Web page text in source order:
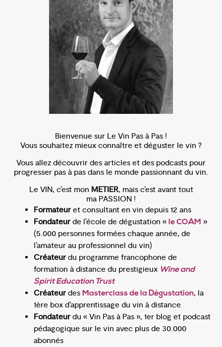
Bienvenue sur Le Vin Pas à Pas !
Vous souhaitez mieux connaître et déguster le vin ?
Vous allez découvrir des articles et des podcasts pour
progresser pas à pas dans le monde passionnant du vin.
Le VIN, c’est mon METIER, mais c’est avant tout
ma PASSION !
Formateur et consultant en vin depuis 12 ans
Fondateur de l’école de dégustation « le COAM »
(5.000 personnes formées chaque année, de
l’amateur au professionnel du vin)
Créateur du programme francophone de
formation à distance du prestigieux Wine and
Spirit Education Trust
Créateur des Masterclass de la Dégustation, la
1ère box d’apprentissage du vin à distance
Fondateur du « Vin Pas à Pas », 1er blog et podcast
pédagogique sur le vin avec plus de 30.000
abonnés